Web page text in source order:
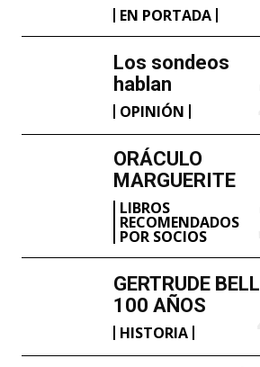
EN PORTADA
Los sondeos
hablan
OPINIÓN
ORÁCULO
MARGUERITE
LIBROS
RECOMENDADOS
POR SOCIOS
GERTRUDE BELL
100 AÑOS
HISTORIA